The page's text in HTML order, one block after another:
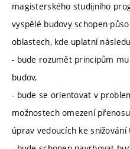
magisterského studijního
vyspělé budovy schopen
oblastech, kde uplatní
- bude rozumět principům
budov,
- bude se orientovat v
možnostech omezení
úprav vedoucích ke